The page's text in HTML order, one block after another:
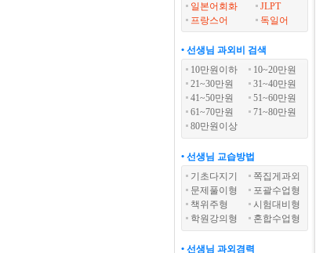
일본어회화
JLPT
프랑스어
독일어
• 선생님 과외비 검색
10만원이하
10~20만원
21~30만원
31~40만원
41~50만원
51~60만원
61~70만원
71~80만원
80만원이상
• 선생님 교습방법
기초다지기
쪽집게과외
문제풀이형
포괄수업형
책위주형
시험대비형
학원강의형
혼합수업형
• 선생님 과외경력